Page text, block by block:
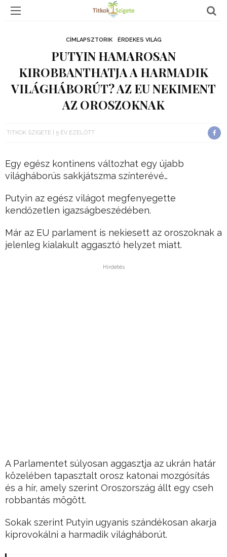
CÍMLAPSZTORIK ÉRDEKES VILÁG
PUTYIN HAMAROSAN
KIROBBANTHATJA A HARMADIK
VILÁGHÁBORÚT? AZ EU NEKIMENT
AZ OROSZOKNAK
TITKOK SZIGETE 5 ÉV EZELŐTT
Egy egész kontinens változhat egy újabb
világháborús sakkjátszma színterévé…
Putyin az egész világot megfenyegette
kendőzetlen igazságbeszédében.
Már az EU parlament is nekiesett az oroszoknak a
jelenleg kialakult aggasztó helyzet miatt.
Hirdetés
A Parlamentet súlyosan aggasztja az ukrán határ
közelében tapasztalt orosz katonai mozgósítás
és a hír, amely szerint Oroszország állt egy cseh
robbantás mögött.
Sokak szerint Putyin ugyanis szándékosan akarja
kiprovokálni a harmadik világháborút.